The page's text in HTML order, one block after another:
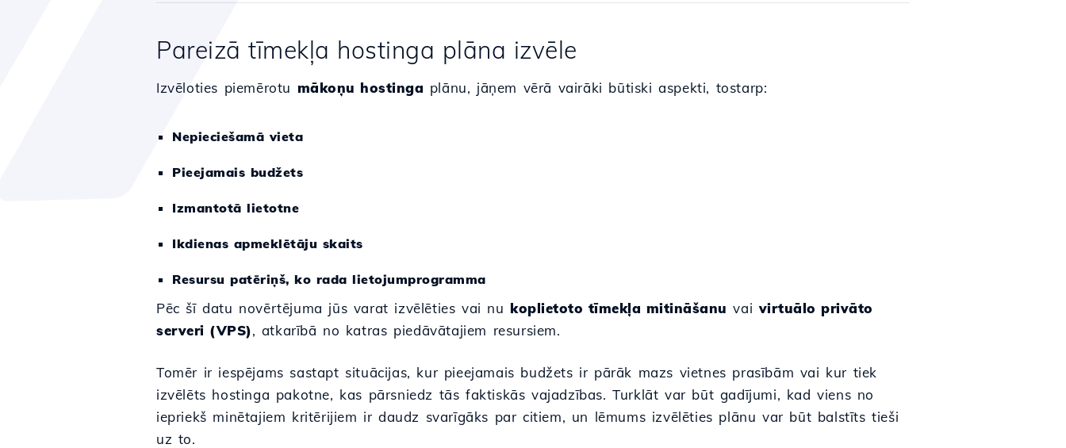
Pareizā tīmekļa hostinga plāna izvēle
Izvēloties piemērotu mākoņu hostinga plānu, jāņem vērā vairāki būtiski aspekti, tostarp:
Nepieciešamā vieta
Pieejamais budžets
Izmantotā lietotne
Ikdienas apmeklētāju skaits
Resursu patēriņš, ko rada lietojumprogramma
Pēc šī datu novērtējuma jūs varat izvēlēties vai nu koplietoto tīmekļa mitināšanu vaivirtuālo privāto
serveri (VPS), atkarībā no katras piedāvātajiem resursiem.
Tomēr ir iespējams sastapt situācijas, kur pieejamais budžets ir pārāk mazs vietnes prasībām vai kur tiek
izvēlēts hostinga pakotne, kas pārsniedz tās faktiskās vajadzības. Turklāt var būt gadījumi, kad viens no
iepriekš minētajiem kritērijiem ir daudz svarīgāks par citiem, un lēmums izvēlēties plānu var būt balstīts tieši
uz to.